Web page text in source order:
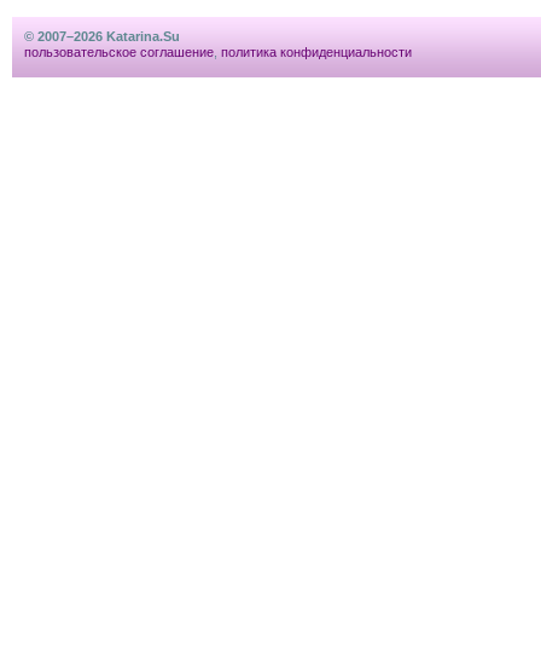
© 2007–2026 Katarina.Su
пользовательское соглашение политика конфиденциальности